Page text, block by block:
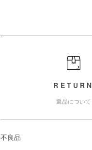
RETURN
返品について
不良品